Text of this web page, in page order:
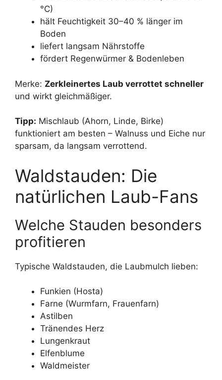
°C)
hält Feuchtigkeit 30–40 % länger im
Boden
liefert langsam Nährstoffe
fördert Regenwürmer & Bodenleben
Merke: Zerkleinertes Laub verrottet schneller
und wirkt gleichmäßiger.
Tipp: Mischlaub (Ahorn, Linde, Birke)
funktioniert am besten – Walnuss und Eiche nur
sparsam, da langsam verrottend.
Waldstauden: Die
natürlichen Laub-Fans
Welche Stauden besonders
profitieren
Typische Waldstauden, die Laubmulch lieben:
Funkien (Hosta)
Farne (Wurmfarn, Frauenfarn)
Astilben
Tränendes Herz
Lungenkraut
Elfenblume
Waldmeister